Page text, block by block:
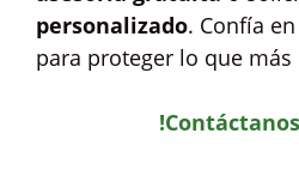
personalizado. Confía
para proteger lo que